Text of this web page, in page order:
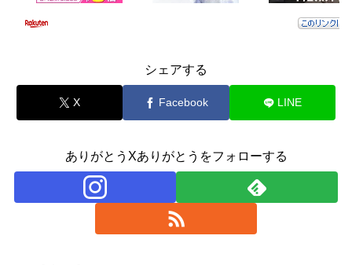
シェアする
X Facebook LINE
ありがとうXありがとうをフォローする